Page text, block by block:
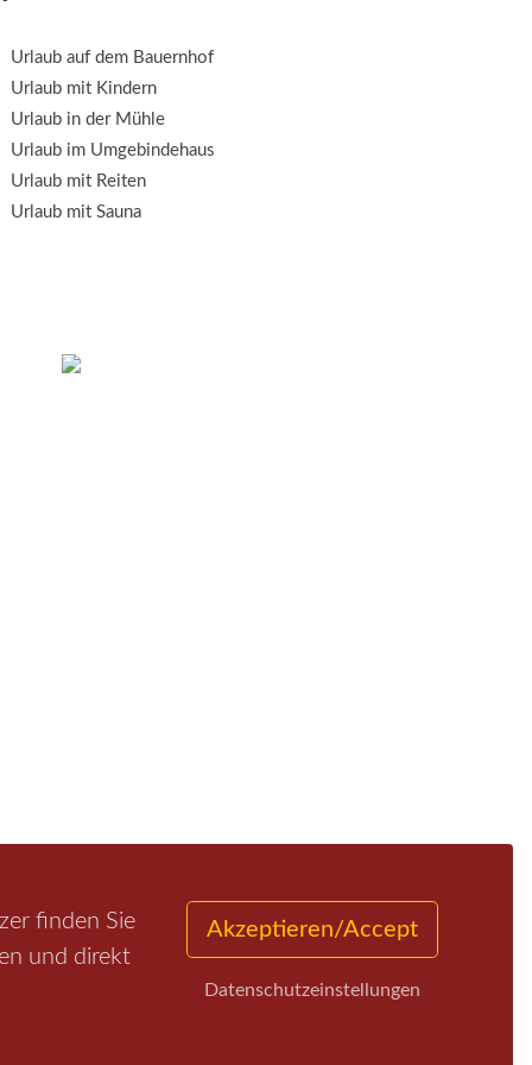
finden Sie
und direkt
Akzeptieren/Accept
Datenschutzeinstellungen
Urlaub auf dem Bauernhof
Urlaub mit Kindern
Urlaub in der Mühle
Urlaub im Umgebindehaus
Urlaub mit Reiten
Urlaub mit Sauna